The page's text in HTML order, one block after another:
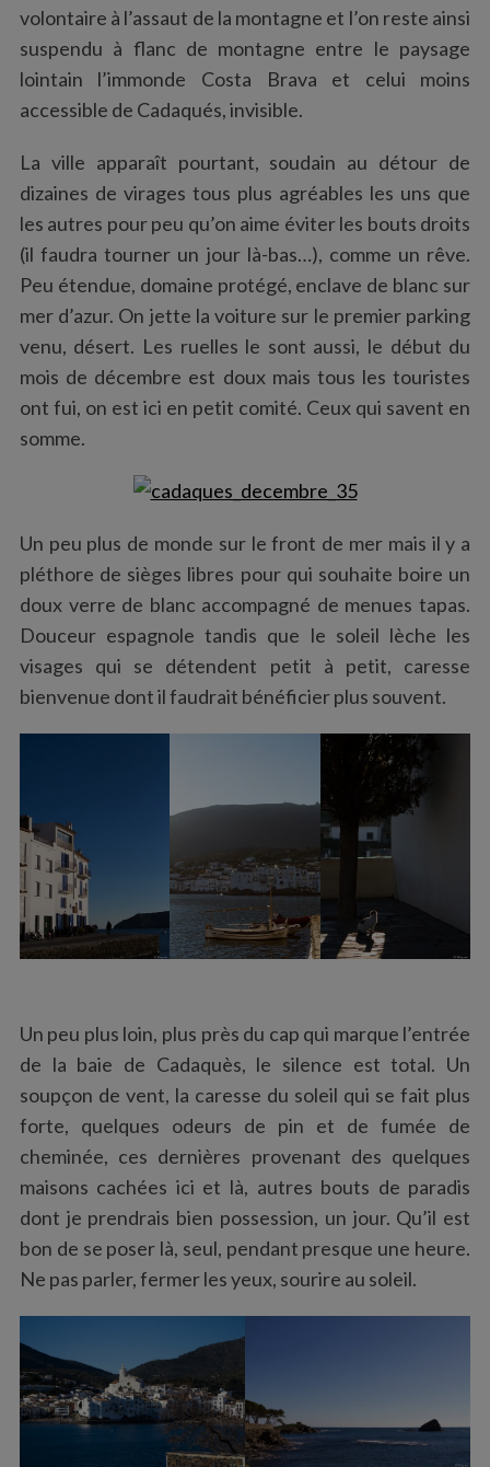
volontaire à l’assaut de la montagne et l’on reste ainsi
suspendu à flanc de montagne entre le paysage
lointain l’immonde Costa Brava et celui moins
accessible de Cadaqués, invisible.
La ville apparaît pourtant, soudain au détour de
dizaines de virages tous plus agréables les uns que
les autres pour peu qu’on aime éviter les bouts droits
(il faudra tourner un jour là-bas…), comme un rêve.
Peu étendue, domaine protégé, enclave de blanc sur
mer d’azur. On jette la voiture sur le premier parking
venu, désert. Les ruelles le sont aussi, le début du
mois de décembre est doux mais tous les touristes
ont fui, on est ici en petit comité. Ceux qui savent en
somme.
Un peu plus de monde sur le front de mer mais il y a
pléthore de sièges libres pour qui souhaite boire un
doux verre de blanc accompagné de menues tapas.
Douceur espagnole tandis que le soleil lèche les
visages qui se détendent petit à petit, caresse
bienvenue dont il faudrait bénéficier plus souvent.
Un peu plus loin, plus près du cap qui marque l’entrée
de la baie de Cadaquès, le silence est total. Un
soupçon de vent, la caresse du soleil qui se fait plus
forte, quelques odeurs de pin et de fumée de
cheminée, ces dernières provenant des quelques
maisons cachées ici et là, autres bouts de paradis
dont je prendrais bien possession, un jour. Qu’il est
bon de se poser là, seul, pendant presque une heure.
Ne pas parler, fermer les yeux, sourire au soleil.
S
a
r
h
f
o